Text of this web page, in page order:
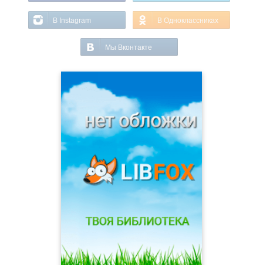
В Instagram В Одноклассниках
Мы Вконтакте